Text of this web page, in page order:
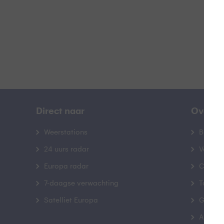
Direct naar
Weerstations
24 uurs radar
Europa radar
7-daagse verwachting
Satelliet Europa
Over
Contact